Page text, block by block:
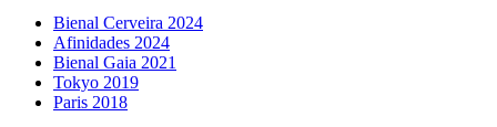
Bienal Cerveira 2024
Afinidades 2024
Bienal Gaia 2021
Tokyo 2019
Paris 2018